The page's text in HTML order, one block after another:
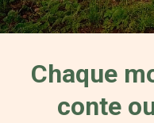
Chaque
conte